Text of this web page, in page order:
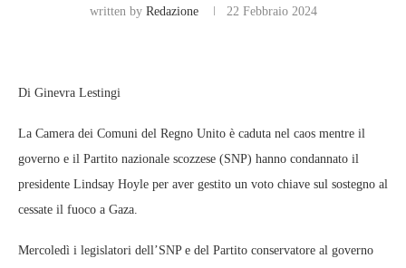
written by Redazione 22 Febbraio 2024
Di Ginevra Lestingi
La Camera dei Comuni del Regno Unito è caduta nel caos mentre il
governo e il Partito nazionale scozzese (SNP) hanno condannato il
presidente Lindsay Hoyle per aver gestito un voto chiave sul sostegno al
cessate il fuoco a Gaza.
Mercoledì i legislatori dell’SNP e del Partito conservatore al governo